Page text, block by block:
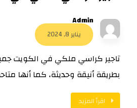
Admin
يناير 8, 2024
تاجير كراسي ملكي في الكويت
بطريقة أنيقة وحديثة، كما أنها
اقرأ المزيد